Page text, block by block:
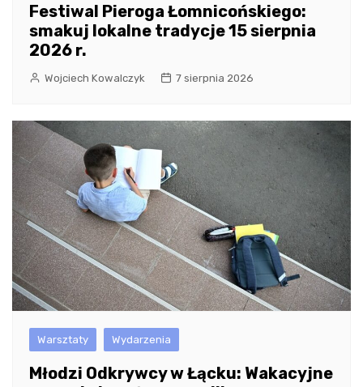
Festiwal Pieroga Łomnicońskiego:
smakuj lokalne tradycje 15 sierpnia
2026 r.
Wojciech Kowalczyk 7 sierpnia 2026
Warsztaty Wydarzenia
Młodzi Odkrywcy w Łącku: Wakacyjne